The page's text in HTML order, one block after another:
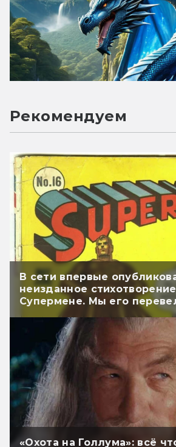
Рекомендуем
В сети впервые
неизданное
Супермене. Мы его
«Охота на Голлума»: всё